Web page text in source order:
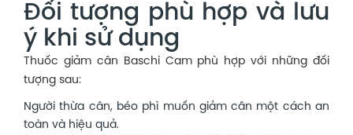
Đối tượng phù hợp và lưu
ý khi sử dụng
Thuốc giảm cân Baschi Cam phù hợp với những đối
tượng sau:
Người thừa cân, béo phì muốn giảm cân một cách an
toàn và hiệu quả.